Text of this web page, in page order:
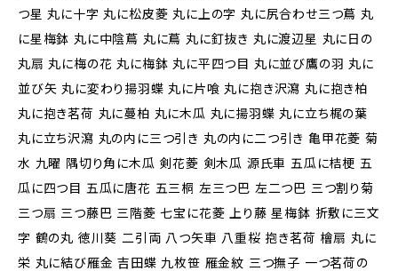
つ星 丸に十字 丸に松皮菱 丸に上の字 丸に尻合わせ三つ蔦 丸
に星梅鉢 丸に中陰蔦 丸に蔦 丸に釘抜き 丸に渡辺星 丸に日の
丸扇 丸に梅の花 丸に梅鉢 丸に平四つ目 丸に並び鷹の羽 丸に
並び矢 丸に変わり揚羽蝶 丸に片喰 丸に抱き沢瀉 丸に抱き柏
丸に抱き茗荷 丸に蔓柏 丸に木瓜 丸に揚羽蝶 丸に立ち梶の葉
丸に立ち沢瀉 丸の内に三つ引き 丸の内に二つ引き 亀甲花菱 菊
水 九曜 隅切り角に木瓜 剣花菱 剣木瓜 源氏車 五瓜に桔梗 五
瓜に四つ目 五瓜に唐花 五三桐 左三つ巴 左二つ巴 三つ割り菊
三つ扇 三つ藤巴 三階菱 七宝に花菱 上り藤 星梅鉢 折敷に三文
字 鶴の丸 徳川葵 二引両 八つ矢車 八重桜 抱き茗荷 檜扇 丸に
栄 丸に結び雁金 吉田蝶 九枚笹 雁金紋 三つ撫子 一つ茗荷の